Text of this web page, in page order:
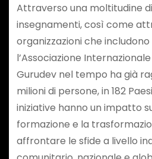
Attraverso una moltitudine
insegnamenti, così come
organizzazioni che
l’Associazione
Gurudev nel tempo ha già
milioni di persone, in 182
iniziative hanno un impatto
formazione e la
affrontare le sfide a livello